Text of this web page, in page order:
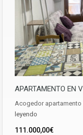
APARTAMENTO EN
Acogedor apartamento
leyendo
111.000,00€